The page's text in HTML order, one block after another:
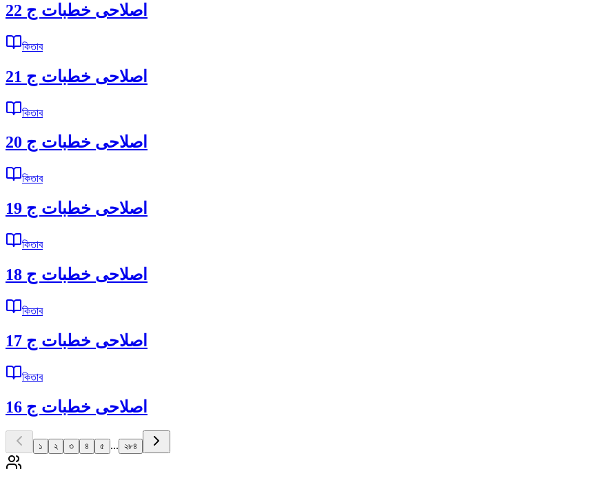
اصلاحى خطبات ج 22
কিতাব
اصلاحى خطبات ج 21
কিতাব
اصلاحى خطبات ج 20
কিতাব
اصلاحى خطبات ج 19
কিতাব
اصلاحى خطبات ج 18
কিতাব
اصلاحى خطبات ج 17
কিতাব
اصلاحى خطبات ج 16
১ ২ ৩ ৪ ৫ ... ২৮৪